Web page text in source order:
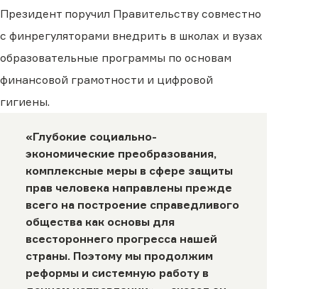
Президент поручил Правительству совместно
с финрегуляторами внедрить в школах и вузах
образовательные программы по основам
финансовой грамотности и цифровой
гигиены.
«Глубокие социально-
экономические преобразования,
комплексные меры в сфере защиты
прав человека направлены прежде
всего на построение справедливого
общества как основы для
всестороннего прогресса нашей
страны. Поэтому мы продолжим
реформы и системную работу в